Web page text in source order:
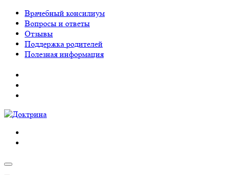
Врачебный консилиум
Вопросы и ответы
Отзывы
Поддержка родителей
Полезная информация